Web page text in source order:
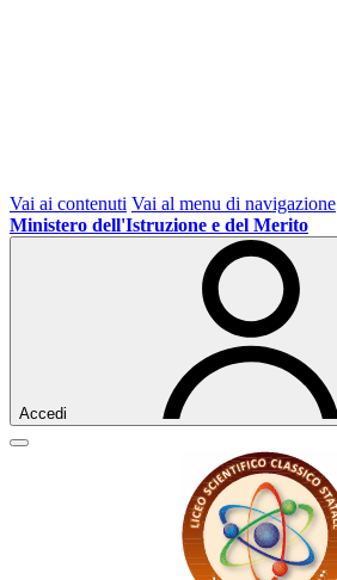
Vai ai contenuti Vai al menu di navigazione
Ministero dell'Istruzione e del Merito
Accedi